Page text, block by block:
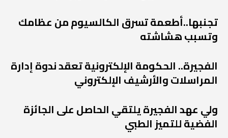
تجنبها..أطعمة تسرق الكالسيوم من عظامك
وتسبب هشاشته
الفجيرة.. الحكومة الإلكترونية تعقد ندوة إدارة
المراسلات والأرشيف الإلكتروني
ولي عهد الفجيرة يلتقي الحاصل على الجائزة
الفضية للتميز الطبي